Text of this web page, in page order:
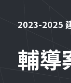
2023-2025
輔導